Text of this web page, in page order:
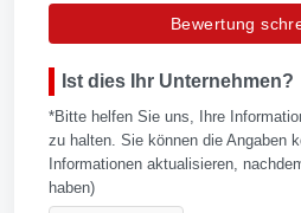
Bewertung
Ist dies Ihr Unternehmen?
*Bitte helfen Sie uns, Ihre
zu halten. Sie können die Angaben
Informationen aktualisieren,
haben)